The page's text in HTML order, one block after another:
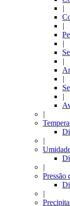
|
|
|
|
|
|
|
|
|
Pressão
|